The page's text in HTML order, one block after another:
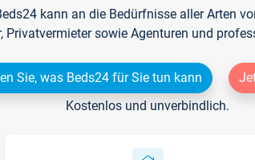
kann an die Bedürfnisse aller Arten
Privatvermieter sowie Agenturen und
Sie, was Beds24 für Sie tun kann
Kostenlos und unverbindlich.